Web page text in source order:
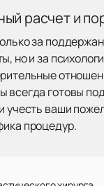
расчет и
за
но и за
всегда готовы
учесть ваши
процедур.